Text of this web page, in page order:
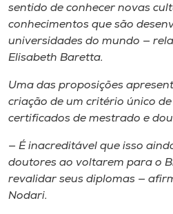
sentido de conhecer novas
conhecimentos que são
universidades do mundo —
Elisabeth Baretta.
Uma das proposições
criação de um critério único
certificados de mestrado e
— É inacreditável que isso
doutores ao voltarem para o
revalidar seus diplomas —
Nodari.